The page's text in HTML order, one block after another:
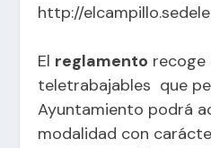
http://
El reglamento recoge
teletrabajables que
Ayuntamiento podrá
modalidad con